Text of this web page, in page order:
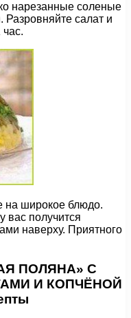
нарезанные соленые
салат и
час.
на широкое блюдо.
вас получится
наверху. Приятного
ПОЛЯНА» С
И КОПЧЁНОЙ